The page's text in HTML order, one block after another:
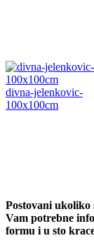
divna-jelenkovic-
100x100cm
Postovani ukoliko
Vam potrebne
formu i u sto